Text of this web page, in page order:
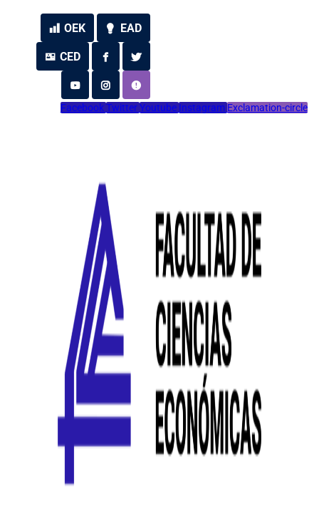
OEK EAD
CED
Facebook TwitterYoutubeInstagram Exclamation-circle